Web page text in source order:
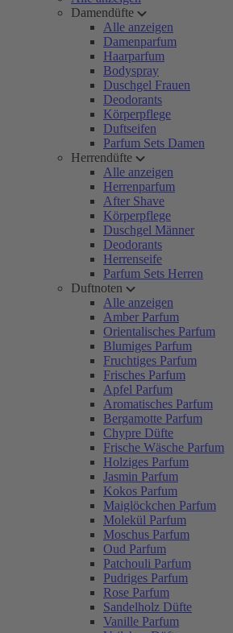
Damendüfte
Alle anzeigen
Damenparfum
Haarparfum
Bodyspray
Duschgel Frauen
Deodorants
Körperpflege
Duftseifen
Parfum Sets Damen
Herrendüfte
Alle anzeigen
Herrenparfum
After Shave
Körperpflege
Duschgel Männer
Deodorants
Herrenseife
Parfum Sets Herren
Duftnoten
Alle anzeigen
Amber Parfum
Orientalisches Parfum
Blumiges Parfum
Fruchtiges Parfum
Frisches Parfum
Apfel Parfum
Aromatisches Parfum
Bergamotte Parfum
Chypre Düfte
Frische Wäsche Parfum
Holziges Parfum
Jasmin Parfum
Kokos Parfum
Maiglöckchen Parfum
Molekül Parfum
Moschus Parfum
Oud Parfum
Patchouli Parfum
Pudriges Parfum
Rose Parfum
Sandelholz Düfte
Vanille Parfum